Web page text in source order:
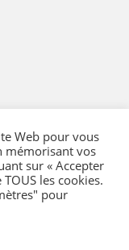
Web pour vous
mémorisant vos
sur « Accepter
les cookies.
pour